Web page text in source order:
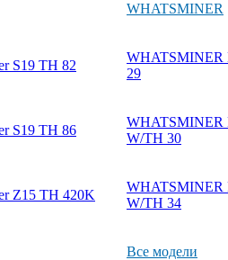
WHATSMINER
S19 TH 82
WHATSMINER
29
S19 TH 86
WHATSMINER
W/TH 30
Z15 TH 420K
WHATSMINER
W/TH 34
Все модели